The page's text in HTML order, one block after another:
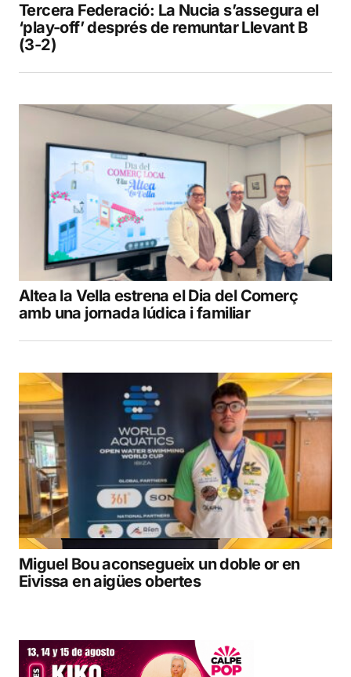
Tercera Federació: La Nucia s’assegura el
‘play-off’ després de remuntar Llevant B
(3-2)
Altea la Vella estrena el Dia del Comerç
amb una jornada lúdica i familiar
Miguel Bou aconsegueix un doble or en
Eivissa en aigües obertes